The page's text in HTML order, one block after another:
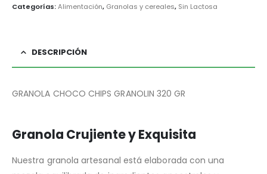
Categorías:Alimentación, Granolas y cereales, Sin Lactosa
DESCRIPCIÓN
GRANOLA CHOCO CHIPS GRANOLIN 320 GR
Granola Crujiente y Exquisita
Nuestra granola artesanal está elaborada con una